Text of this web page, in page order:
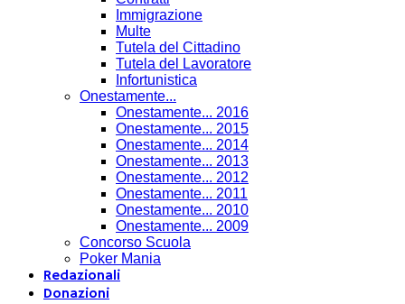
Immigrazione
Multe
Tutela del Cittadino
Tutela del Lavoratore
Infortunistica
Onestamente...
Onestamente... 2016
Onestamente... 2015
Onestamente... 2014
Onestamente... 2013
Onestamente... 2012
Onestamente... 2011
Onestamente... 2010
Onestamente... 2009
Concorso Scuola
Poker Mania
Redazionali
Donazioni